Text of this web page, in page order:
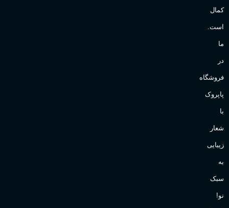
کمال
است.
ما
در
فروشگاه
پاپروک
با
شعار
زیبایی
به
سبک
نو!